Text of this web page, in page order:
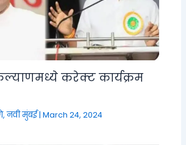
करेक्ट कार्यक्रम
नवी मुंबई|March 24, 2024